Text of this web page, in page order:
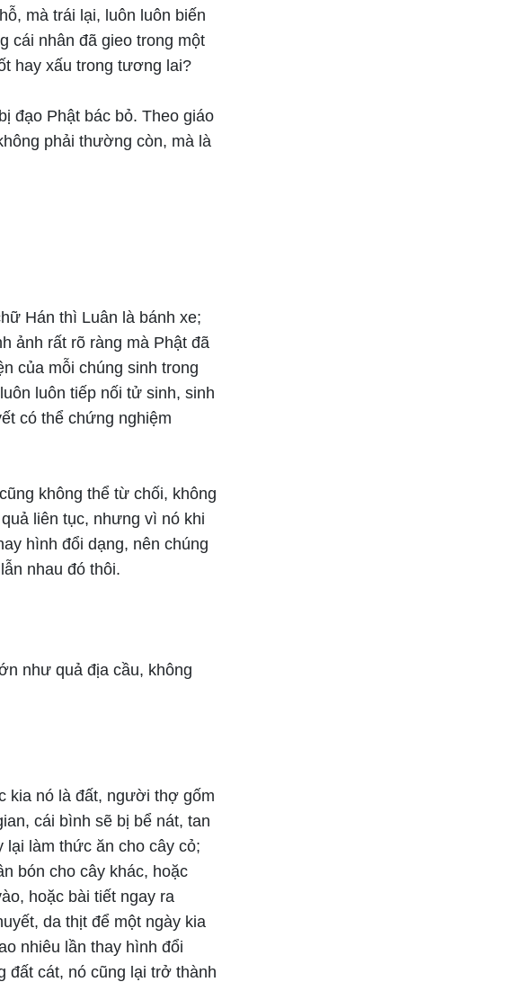
mà trái lại, luôn luôn biến
cái nhân đã gieo trong một
hay xấu trong tương lai?
đạo Phật bác bỏ. Theo giáo
phải thường còn, mà là
Hán thì Luân là bánh xe;
ảnh rất rõ ràng mà Phật đã
của mỗi chúng sinh trong
luôn tiếp nối tử sinh, sinh
có thể chứng nghiệm
không thể từ chối, không
liên tục, nhưng vì nó khi
hình đổi dạng, nên chúng
nhau đó thôi.
như quả địa cầu, không
kia nó là đất, người thợ gốm
cái bình sẽ bị bể nát, tan
làm thức ăn cho cây cỏ;
bón cho cây khác, hoặc
hoặc bài tiết ngay ra
da thịt để một ngày kia
nhiêu lần thay hình đổi
đất cát, nó cũng lại trở thành